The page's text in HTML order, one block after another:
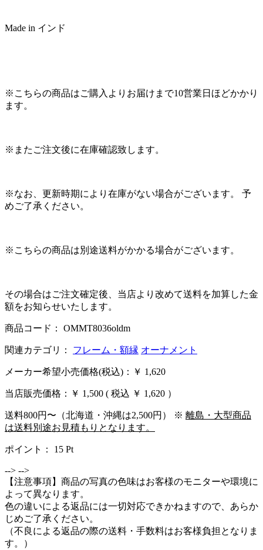
Made in インド
※こちらの商品はご購入よりお届けまで10営業日ほどかかり
ます。
※またご注文後に在庫確認致します。
※なお、更新時期により在庫がない場合がございます。 予
めご了承ください。
※こちらの商品は別途送料がかかる場合がございます。
その場合はご注文確定後、当店より改めて送料を加算した金
額をお知らせいたします。
商品コード： OMMT8036oldm
関連カテゴリ： フレーム・額縁 オーナメント
メーカー希望小売価格(税込)：￥ 1,620
当店販売価格： ￥ 1,500 ( 税込 ￥ 1,620 ）
送料800円〜（北海道・沖縄は2,500円） ※ 離島・大型商品
は送料別途お見積もりとなります。
ポイント： 15 Pt
--> -->
【注意事項】商品の写真の色味はお客様のモニターや環境に
よって異なります。
色の違いによる返品には一切対応できかねますので、あらか
じめご了承ください。
（不良による返品の際の送料・手数料はお客様負担となりま
す。）